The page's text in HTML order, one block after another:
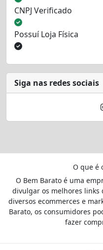
CNPJ Verificado
Possuí Loja Física
Siga nas redes sociais
O que é
O Bem Barato é uma
divulgar os melhores links
diversos ecommerces e
Barato, os consumidores
fazer